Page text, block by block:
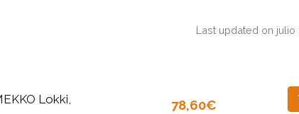
Last updated on
Lokki,
78,60€